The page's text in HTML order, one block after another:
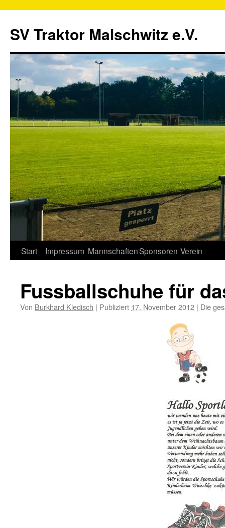
SV Traktor Malschwitz e.V.
Springe
Inhalt
Start Impressum MannschaftenSponsoren Verein
Fussballschuhe für
Von Burkhard Kledisch | Publiziert 17. November 2012 | Die